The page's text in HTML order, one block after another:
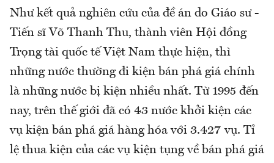
Như kết quả nghiên cứu của đề án do Giáo sư -
Tiến sĩ Võ Thanh Thu, thành viên Hội đồng
Trọng tài quốc tế Việt Nam thực hiện, thì
những nước thường đi kiện bán phá giá chính
là những nước bị kiện nhiều nhất. Từ 1995 đến
nay, trên thế giới đã có 43 nước khởi kiện các
vụ kiện bán phá giá hàng hóa với 3.427 vụ. Tỉ
lệ thua kiện của các vụ kiện tụng về bán phá giá